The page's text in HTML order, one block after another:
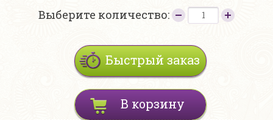
Выберите количество:
Быстрый заказ
В корзину